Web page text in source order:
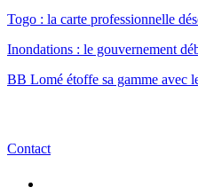
Togo : la carte professionnelle
Inondations : le gouvernement
BB Lomé étoffe sa gamme avec
Contact